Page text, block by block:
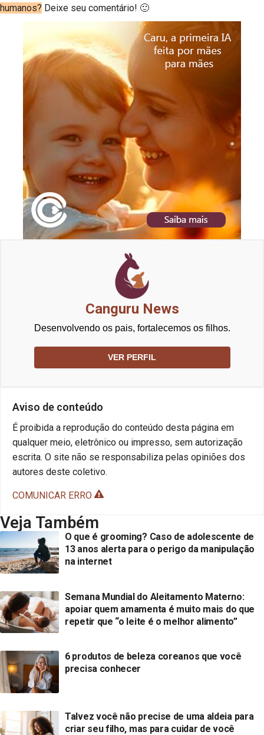
humanos? Deixe seu comentário! 🙂
Canguru News
Desenvolvendo os pais, fortalecemos os filhos.
VER PERFIL
Aviso de conteúdo
É proibida a reprodução do conteúdo desta página em
qualquer meio, eletrônico ou impresso, sem autorização
escrita. O site não se responsabiliza pelas opiniões dos
autores deste coletivo.
COMUNICAR ERRO
Veja Também
O que é grooming? Caso de adolescente de
13 anos alerta para o perigo da manipulação
na internet
Semana Mundial do Aleitamento Materno:
apoiar quem amamenta é muito mais do que
repetir que “o leite é o melhor alimento”
6 produtos de beleza coreanos que você
precisa conhecer
Talvez você não precise de uma aldeia para
criar seu filho, mas para cuidar de você